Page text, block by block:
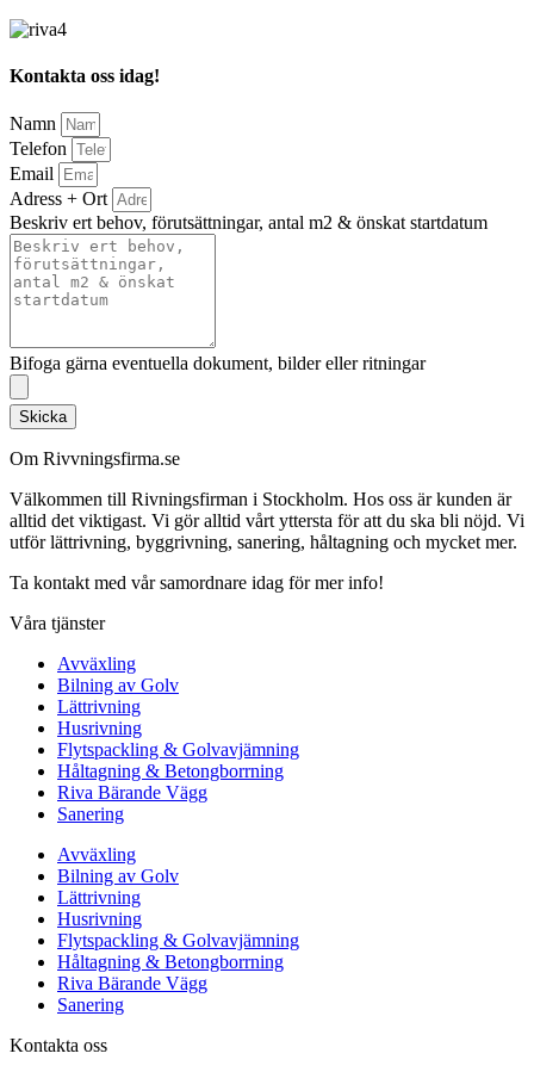
Kontakta oss idag!
Namn
Telefon
Email
Adress + Ort
Beskriv ert behov, förutsättningar, antal m2 & önskat startdatum
Bifoga gärna eventuella dokument, bilder eller ritningar
Skicka
Om Rivvningsfirma.se
Välkommen till Rivningsfirman i Stockholm. Hos oss är kunden är
alltid det viktigast. Vi gör alltid vårt yttersta för att du ska bli nöjd. Vi
utför lättrivning, byggrivning, sanering, håltagning och mycket mer.
Ta kontakt med vår samordnare idag för mer info!
Våra tjänster
Avväxling
Bilning av Golv
Lättrivning
Husrivning
Flytspackling & Golvavjämning
Håltagning & Betongborrning
Riva Bärande Vägg
Sanering
Avväxling
Bilning av Golv
Lättrivning
Husrivning
Flytspackling & Golvavjämning
Håltagning & Betongborrning
Riva Bärande Vägg
Sanering
Kontakta oss